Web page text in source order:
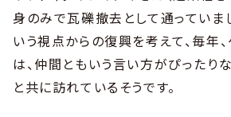
身のみで瓦礫撤去として通っていま
いう視点からの復興を考えて、毎年
は、仲間ともいう言い方がぴったり
と共に訪れているそうです。